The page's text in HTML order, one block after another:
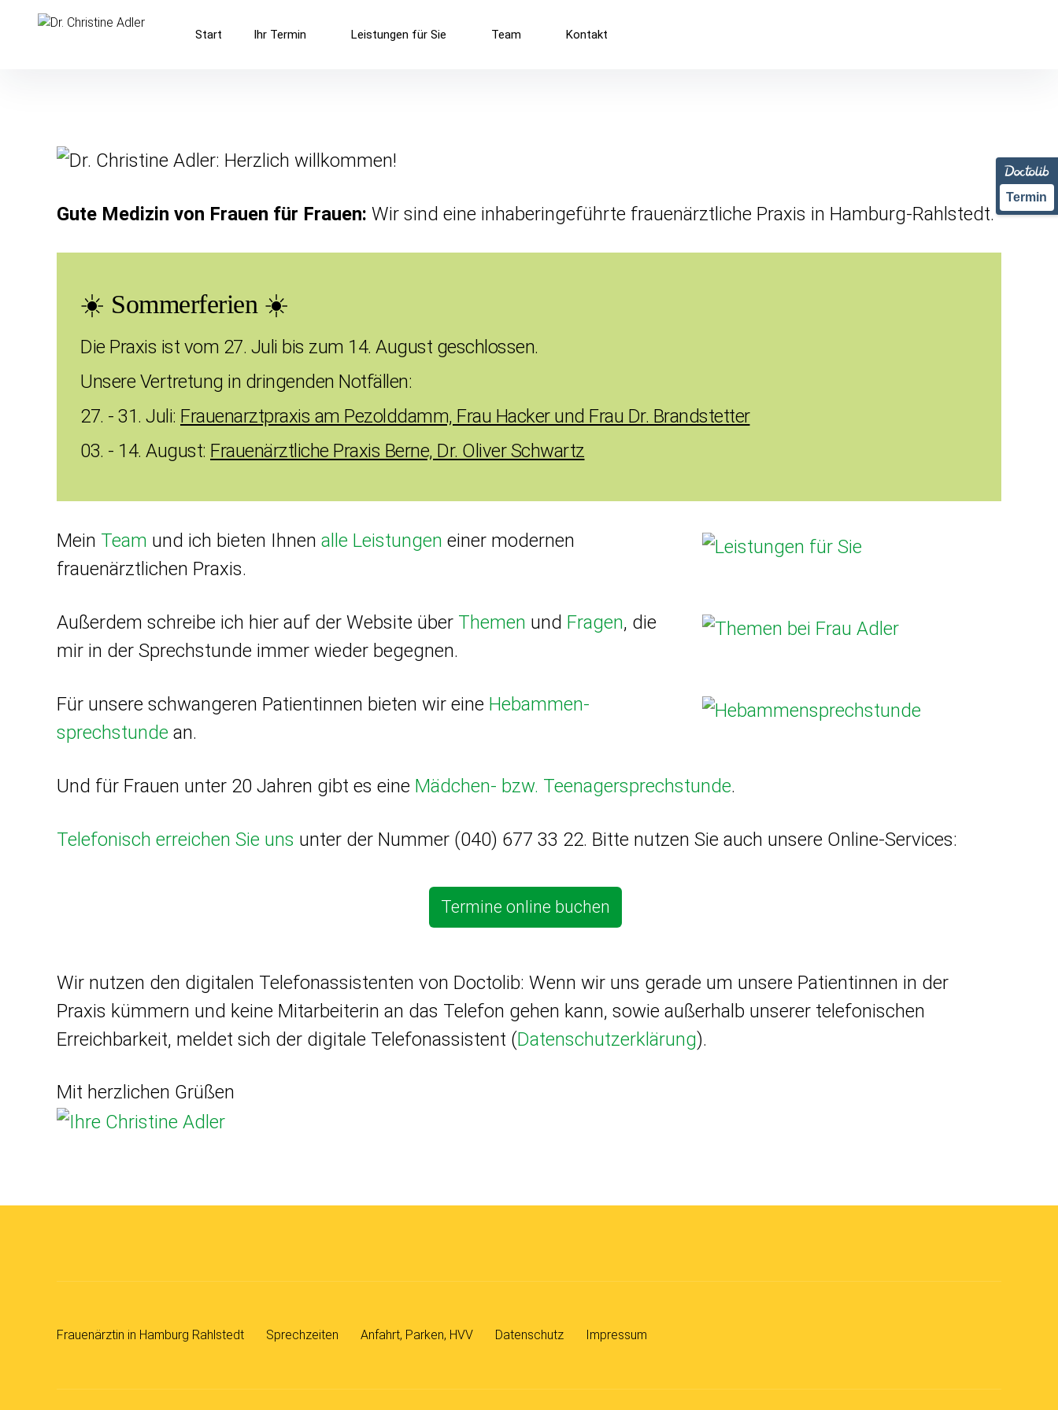
überspringen
Dr. Christine Adler
Frauenarztpraxis in Hamburg-Rahlstedt
Start Ihr Termin Leistungen für Sie Team Kontakt
Gute Medizin von Frauen für Frauen: Wir sind eine inhaberin­geführte frauen­ärztliche Praxis in Hamburg-Rahlstedt.
☀️ Sommerferien ☀️
Die Praxis ist vom 27. Juli bis zum 14. August geschlossen.
Unsere Vertretung in dringenden Notfällen:
27. - 31. Juli: Frauenarztpraxis am Pezolddamm, Frau Hacker und Frau Dr. Brandstetter
03. - 14. August: Frauenärztliche Praxis Berne, Dr. Oliver Schwartz
Mein Team und ich bieten Ihnen alle Leistungen einer modernen
frauenärztlichen Praxis.
Außerdem schreibe ich hier auf der Website über Themen und Fragen, die
mir in der Sprech­stunde immer wieder begegnen.
Für unsere schwangeren Patientinnen bieten wir eine Hebammen­
sprechstunde an.
Und für Frauen unter 20 Jahren gibt es eine Mädchen- bzw. Teenager­sprechstunde.
Telefonisch erreichen Sie uns unter der Nummer (040) 677 33 22. Bitte nutzen Sie auch unsere Online-Services:
Termine online buchen
Wir nutzen den digitalen Telefonassistenten von Doctolib: Wenn wir uns gerade um unsere Patientinnen in der
Praxis kümmern und keine Mitarbeiterin an das Telefon gehen kann, sowie außerhalb unserer telefonischen
Erreichbarkeit, meldet sich der digitale Telefonassistent (Datenschutzerklärung).
Mit herzlichen Grüßen
Frauenärztin in Hamburg Rahlstedt Sprechzeiten Anfahrt, Parken, HVV Datenschutz Impressum
Termin